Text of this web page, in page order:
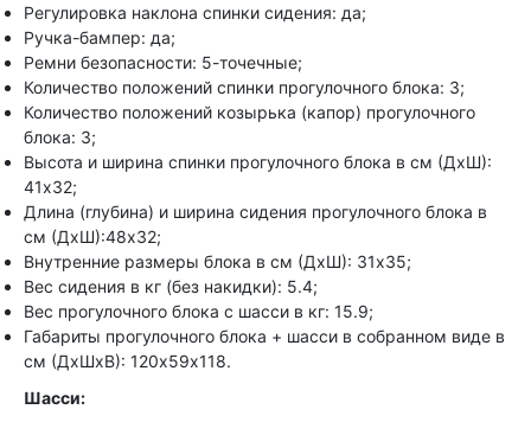
Регулировка наклона спинки сидения: да;
Ручка-бампер: да;
Ремни безопасности: 5-точечные;
Количество положений спинки прогулочного блока: 3;
Количество положений козырька (капор) прогулочного
блока: 3;
Высота и ширина спинки прогулочного блока в см (ДхШ):
41х32;
Длина (глубина) и ширина сидения прогулочного блока в
см (ДхШ):48х32;
Внутренние размеры блока в см (ДхШ): 31х35;
Вес сидения в кг (без накидки): 5.4;
Вес прогулочного блока с шасси в кг: 15.9;
Габариты прогулочного блока + шасси в собранном виде в
см (ДхШхВ): 120х59х118.
Шасси: